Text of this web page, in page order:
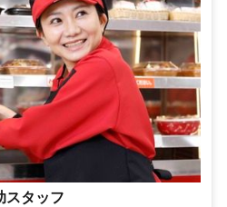
スタッフ